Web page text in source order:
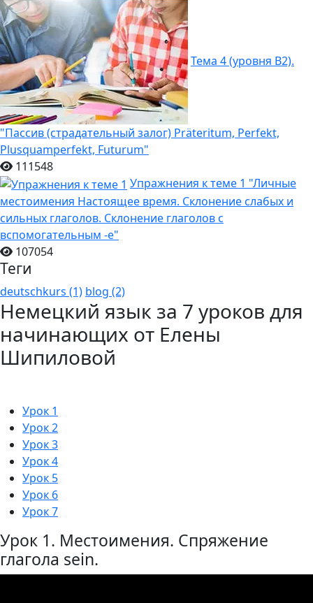
Тема 4 (уровня B2).
"Пассив (страдательный залог) Präteritum, Perfekt,
Plusquamperfekt, Futurum"
111548
Упражнения к теме 1 "Личные
местоимения Настоящее время. Склонение слабых и
сильных глаголов. Склонение глаголов с
вспомогательным -е"
107054
Теги
deutschkurs (1) blog (2)
Немецкий язык за 7 уроков для
начинающих от Елены
Шипиловой
Урок 1
Урок 2
Урок 3
Урок 4
Урок 5
Урок 6
Урок 7
Урок 1. Местоимения. Спряжение
глагола sein.